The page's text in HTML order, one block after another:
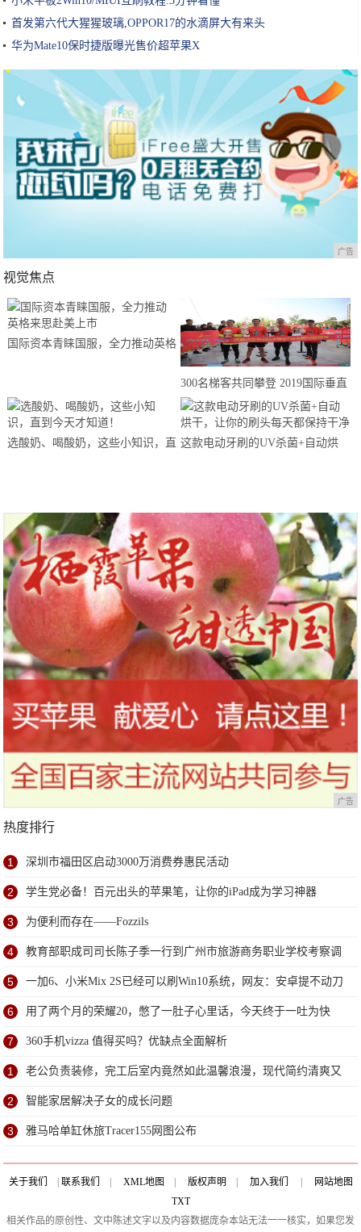
首发第六代大猩猩玻璃,OPPOR17的水滴屏大有来头
华为Mate10保时捷版曝光售价超苹果X
广告
视觉焦点
国际资本青睐国服，全力推动英格
300名梯客共同攀登 2019国际垂直
马拉松超级精英赛顺德海骏达中心
站欢乐开跑
选酸奶、喝酸奶，这些小知识，直 这款电动牙刷的UV杀菌+自动烘
广告
热度排行
1 深圳市福田区启动3000万消费券惠民活动
2 学生党必备！百元出头的苹果笔，让你的iPad成为学习神器
3 为便利而存在——Fozzils
4 教育部职成司司长陈子季一行到广州市旅游商务职业学校考察调
研
5 一加6、小米Mix 2S已经可以刷Win10系统，网友：安卓提不动刀
了？
6 用了两个月的荣耀20，憋了一肚子心里话，今天终于一吐为快
7 360手机vizza 值得买吗？优缺点全面解析
1 老公负责装修，完工后室内竟然如此温馨浪漫，现代简约清爽又
干练
2 智能家居解决子女的成长问题
3 雅马哈单缸休旅Tracer155网图公布
关于我们 | 联系我们 | XML地图 | 版权声明 | 加入我们 |
网站地图
TXT
相关作品的原创性、文中陈述文字以及内容数据庞杂本站无法一一核实，如果您发